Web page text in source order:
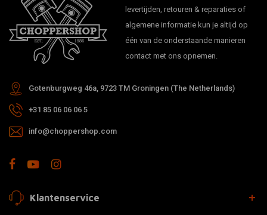
levertijden, retouren & reparaties of
algemene informatie kun je altijd op
één van de onderstaande manieren
contact met ons opnemen.
Gotenburgweg 46a, 9723 TM Groningen (The Netherlands)
+31 85 06 06 06 5
info@choppershop.com
Klantenservice